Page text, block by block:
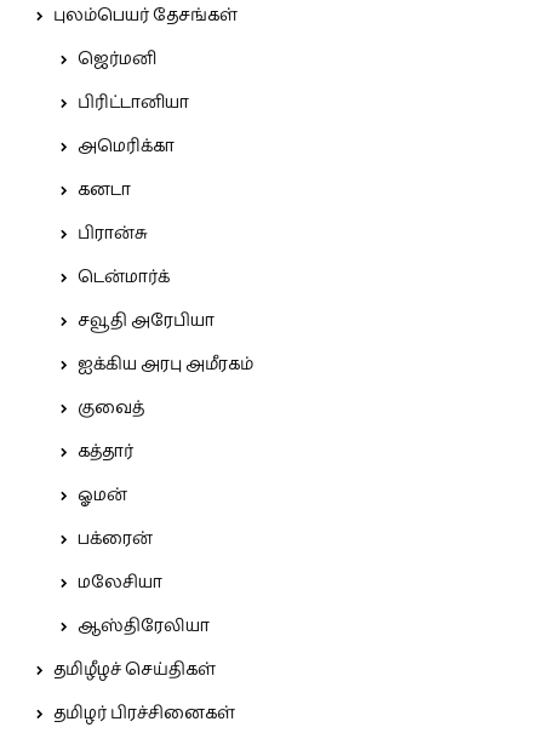
புலம்பெயர் தேசங்கள்
ஜெர்மனி
பிரிட்டானியா
அமெரிக்கா
கனடா
பிரான்சு
டென்மார்க்
சவூதி அரேபியா
ஐக்கிய அரபு அமீரகம்
குவைத்
கத்தார்
ஓமன்
பக்ரைன்
மலேசியா
ஆஸ்திரேலியா
தமிழீழச் செய்திகள்
தமிழர் பிரச்சினைகள்